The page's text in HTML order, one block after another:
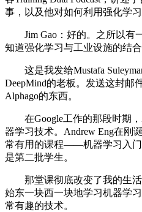
事，以及他对如何利用强化学
Jim Gao：好的。之所以有
知道强化学习与工业设施的结合
这是我发给Mustafa
DeepMind的老板。发送这封邮
Alphago的东西。
在Google工作的那段时期，
器学习技术。Andrew Eng在刚
常有用的课程——机器学习入门
是第二批学生。
那堂课彻底改变了我的生活
始东一块西一块地学习机器学
常有趣的技术。